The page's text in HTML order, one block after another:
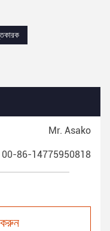
Mr. Asako
00-86-14775950818